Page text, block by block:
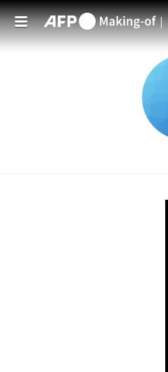
Aller au contenu principal